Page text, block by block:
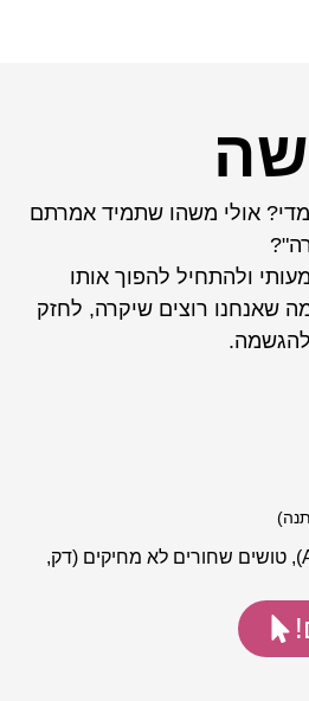
אולי משהו שתמיד אמרתם
ולהתחיל להפוך אותו
שאנחנו רוצים שיקרה, לחזק
דפים לבנים חלקים עבים (A4 או A3), טושים שחורים לא מחיקים (דק,